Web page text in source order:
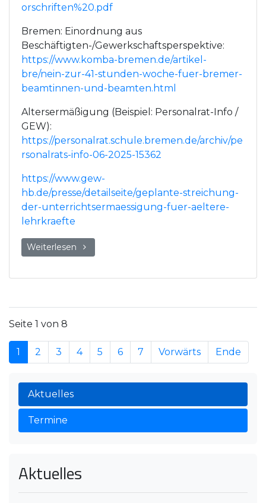
orschriften%20.pdf
Bremen: Einordnung aus
Beschäftigten-/Gewerkschaftsperspektive:
https://www.komba-bremen.de/artikel-
bre/nein-zur-41-stunden-woche-fuer-bremer-
beamtinnen-und-beamten.html
Altersermäßigung (Beispiel: Personalrat-Info /
GEW):
https://personalrat.schule.bremen.de/archiv/pe
rsonalrats-info-06-2025-15362
https://www.gew-
hb.de/presse/detailseite/geplante-streichung-
der-unterrichtsermaessigung-fuer-aeltere-
lehrkraefte
Weiterlesen
Seite 1 von 8
1 2 3 4 5 6 7 Vorwärts Ende
Aktuelles
Termine
Aktuelles